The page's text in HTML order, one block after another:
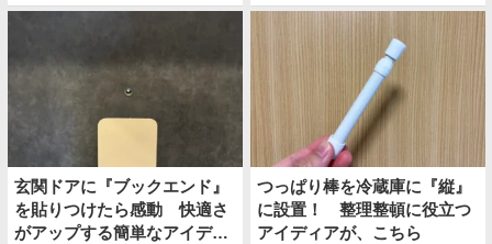
玄関ドアに『ブックエンド』
を貼りつけたら感動 快適さ
がアップする簡単なアイディ
つっぱり棒を冷蔵庫に『縦』
に設置！ 整理整頓に役立つ
アイディアが、こちら